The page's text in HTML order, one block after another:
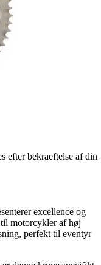
efter bekraeftelse af din
excellence og
motorcykler af høj
perfekt til eventyr